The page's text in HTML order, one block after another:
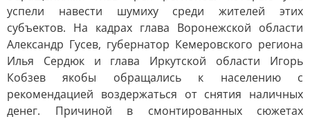
успели навести шумиху среди жителей этих
субъектов. На кадрах глава Воронежской области
Александр Гусев, губернатор Кемеровского региона
Илья Сердюк и глава Иркутской области Игорь
Кобзев якобы обращались к населению с
рекомендацией воздержаться от снятия наличных
денег. Причиной в смонтированных сюжетах